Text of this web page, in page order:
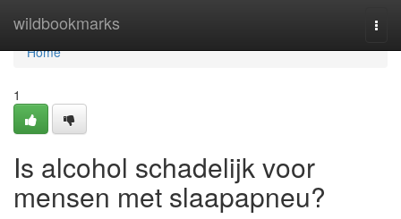
wildbookmarks
Home
Home
1
Is alcohol schadelijk voor
mensen met slaapapneu?